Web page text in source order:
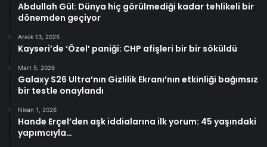
Abdullah Gül: Dünya hiç görülmediği kadar tehlikeli bir
dönemden geçiyor
Aralık 13, 2025
Kayseri’de ‘Özel’ paniği: CHP afişleri bir bir söküldü
Mart 5, 2026
Galaxy S26 Ultra’nın Gizlilik Ekranı’nın etkinliği bağımsız
bir testle onaylandı
Nisan 1, 2026
Hande Erçel’den aşk iddialarına ilk yorum: 45 yaşındaki
yapımcıyla…